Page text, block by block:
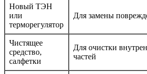
Новый ТЭН
или
терморегулятор
Для замены
Чистящее
средство,
салфетки
Для очистки
частей